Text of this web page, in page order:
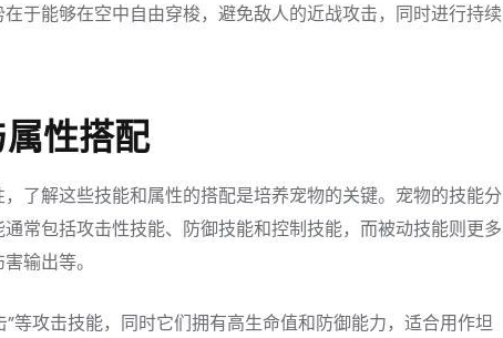
于能够在空中自由穿梭，避免敌人的近战攻击，同时进行持续
性搭配
了解这些技能和属性的搭配是培养宠物的关键。宠物的技能分
常包括攻击性技能、防御技能和控制技能，而被动技能则更多
输出等。
”等攻击技能，同时它们拥有高生命值和防御能力，适合用作坦